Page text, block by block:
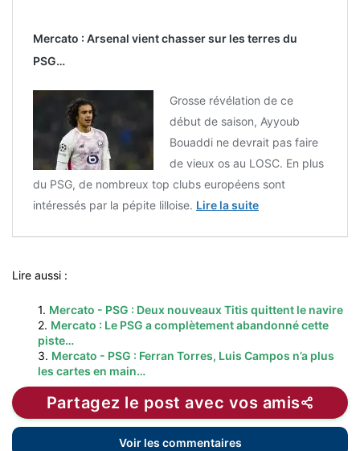
Mercato : Arsenal vient chasser sur les terres du
PSG…
Grosse révélation de ce
début de saison, Ayyoub
Bouaddi ne devrait pas faire
de vieux os au LOSC. En plus
du PSG, de nombreux top clubs européens sont
intéressés par la pépite lilloise. Lire la suite
Lire aussi :
1. Mercato - PSG : Deux nouveaux Titis quittent le navire
2. Mercato : Le PSG a complètement abandonné cette
piste…
3. Mercato - PSG : Ferran Torres, Luis Campos n’a plus
les cartes en main…
Partagez le post avec vos amis
Voir les commentaires